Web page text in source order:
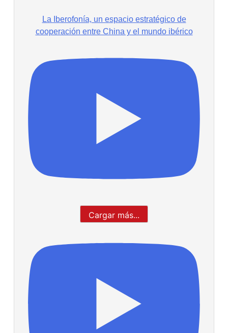
La Iberofonía, un espacio estratégico de
cooperación entre China y el mundo ibérico
Cargar más...